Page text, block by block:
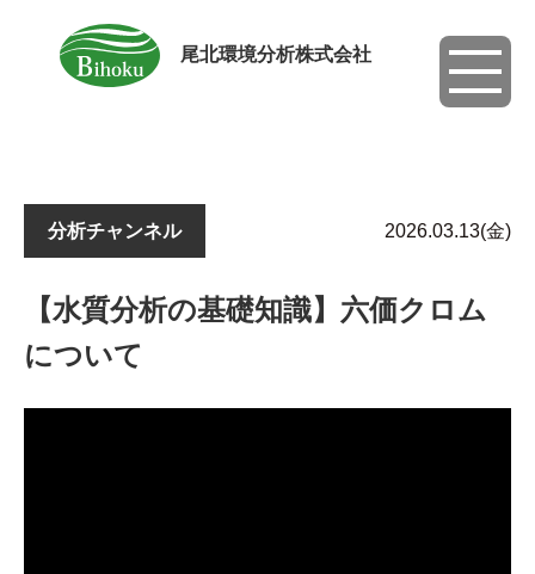
尾北環境分析株式会社
toggle
分析チャンネル 2026.03.13(金)
【水質分析の基礎知識】六価クロム
について